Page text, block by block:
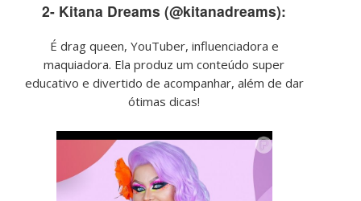
2- Kitana Dreams (@kitanadreams):
É drag queen, YouTuber, influenciadora e
maquiadora. Ela produz um conteúdo super
educativo e divertido de acompanhar, além de dar
ótimas dicas!